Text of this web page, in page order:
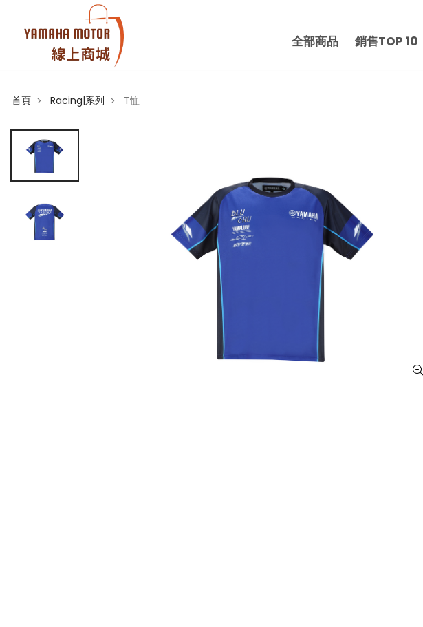
全部商品 銷售TOP 10
首頁 > Racing|系列 > T恤